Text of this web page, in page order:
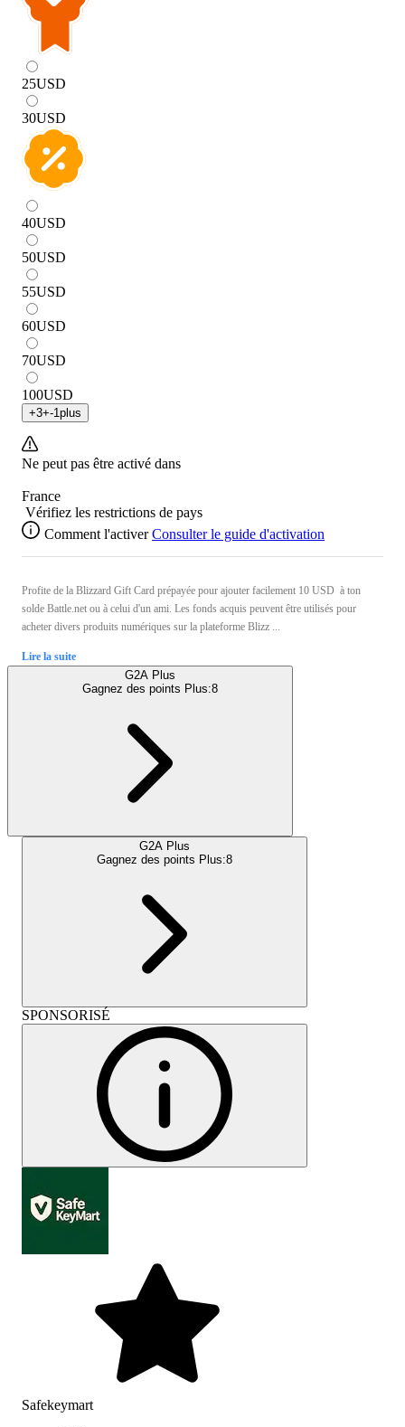
25USD
30USD
40USD
50USD
55USD
60USD
70USD
100USD
+3+-1plus
Ne peut pas être activé dans
France
Vérifiez les restrictions de pays
Comment l'activer Consulter le guide d'activation
Profite de la Blizzard Gift Card prépayée pour ajouter facilement 10 USD à ton
solde Battle.net ou à celui d'un ami. Les fonds acquis peuvent être utilisés pour
acheter divers produits numériques sur la plateforme Blizz ...
Lire la suite
G2A Plus
Gagnez des points Plus:8
G2A Plus
Gagnez des points Plus:8
SPONSORISÉ
Safekeymart